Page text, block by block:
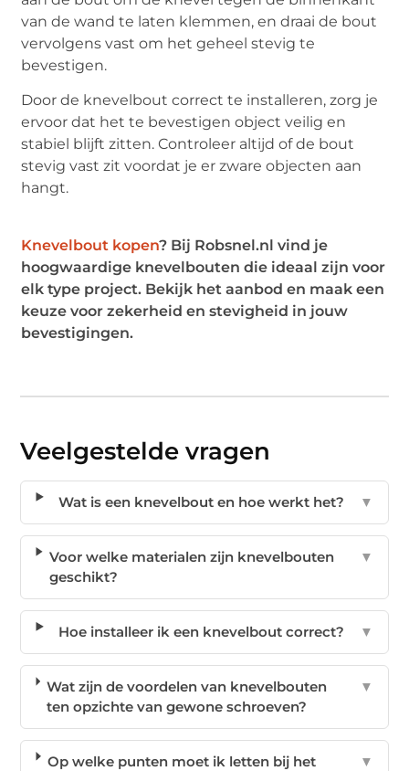
van de wand te laten klemmen, en draai de bout
vervolgens vast om het geheel stevig te
bevestigen.
Door de knevelbout correct te installeren, zorg je
ervoor dat het te bevestigen object veilig en
stabiel blijft zitten. Controleer altijd of de bout
stevig vast zit voordat je er zware objecten aan
hangt.
Knevelbout kopen? Bij Robsnel.nl vind je
hoogwaardige knevelbouten die ideaal zijn voor
elk type project. Bekijk het aanbod en maak een
keuze voor zekerheid en stevigheid in jouw
bevestigingen.
Veelgestelde vragen
Wat is een knevelbout en hoe werkt het? ▼
Voor welke materialen zijn knevelbouten
geschikt?
▼
Hoe installeer ik een knevelbout correct? ▼
Wat zijn de voordelen van knevelbouten
ten opzichte van gewone schroeven?
▼
Op welke punten moet ik letten bij het
▼